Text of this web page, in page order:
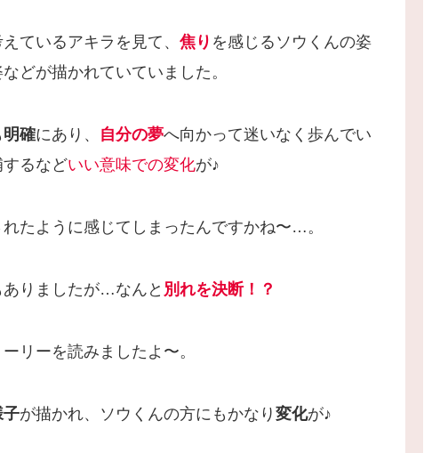
ているアキラを見て、 焦り を感じるソウくんの姿
どが描かれていていました。
明確にあり、 自分の夢へ向かって迷いなく歩んでい
るなどいい意味での変化が♪
たように感じてしまったんですかね〜…。
りましたが…なんと 別れを決断！？
リーを読みましたよ〜。
子が描かれ、ソウくんの方にもかなり 変化が♪